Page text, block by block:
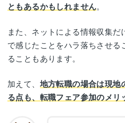
ともあるかもしれません。
また、ネットによる情報収集
で感じたことをハラ落ちさせる
ることもあります。
加えて、 地方転職の場合は現地
る点も、転職フェア参加のメリ